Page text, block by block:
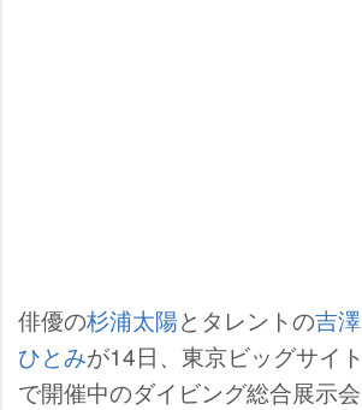
俳優の杉浦太陽とタレントの吉澤
ひとみが14日、東京ビッグサイト
で開催中のダイビング総合展示会